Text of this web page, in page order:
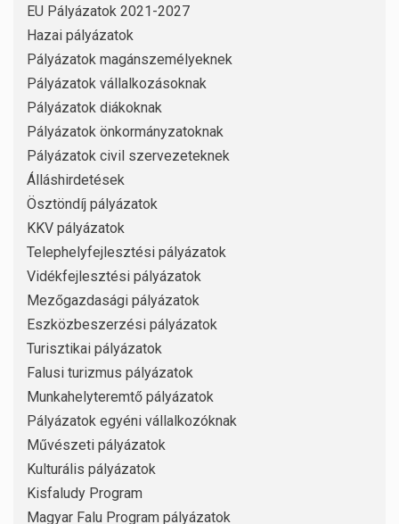
EU Pályázatok 2021-2027
Hazai pályázatok
Pályázatok magánszemélyeknek
Pályázatok vállalkozásoknak
Pályázatok diákoknak
Pályázatok önkormányzatoknak
Pályázatok civil szervezeteknek
Álláshirdetések
Ösztöndíj pályázatok
KKV pályázatok
Telephelyfejlesztési pályázatok
Vidékfejlesztési pályázatok
Mezőgazdasági pályázatok
Eszközbeszerzési pályázatok
Turisztikai pályázatok
Falusi turizmus pályázatok
Munkahelyteremtő pályázatok
Pályázatok egyéni vállalkozóknak
Művészeti pályázatok
Kulturális pályázatok
Kisfaludy Program
Magyar Falu Program pályázatok